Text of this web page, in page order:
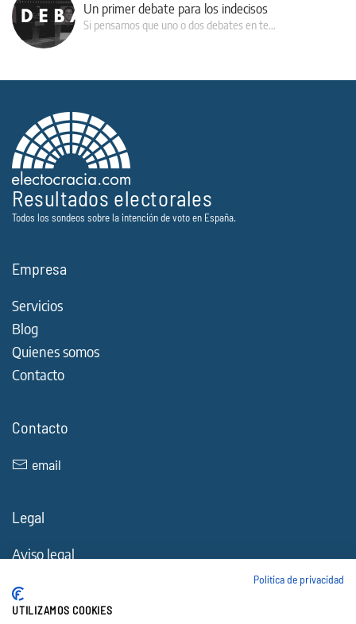
Un primer debate para los indecisos
Si pensamos que uno o dos debates en te…
Resultados electorales
Todos los sondeos sobre la intención de voto en España.
Empresa
Servicios
Blog
Quienes somos
Contacto
Contacto
email
Legal
Aviso legal
Política de privacidad
Política de privacidad
UTILIZAMOS COOKIES